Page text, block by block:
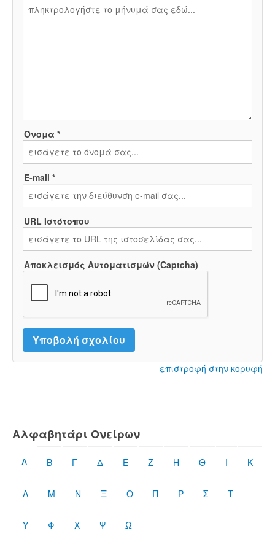
Όνομα *
E-mail *
URL Ιστότοπου
Αποκλεισμός Αυτοματισμών (Captcha)
επιστροφή στην κορυφή
Αλφαβητάρι Ονείρων
Α Β Γ Δ Ε Ζ Η Θ Ι Κ
Λ Μ Ν Ξ Ο Π Ρ Σ Τ
Υ Φ Χ Ψ Ω